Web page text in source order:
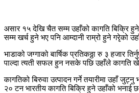
असार १५ देखि चैत सम्म उहाँको कागति बिक्रि
सम्म खर्च हुने भए पनि आम्दानी राम्रो हुने गरेृको
भाडाको जग्गाको बार्षिक प्रतिकठ्ठा रु ३ हजार
पाल्दा त्यती सफल हुन नसके पछि उहाँले कागति
कागतिको बिरुवा उत्पादन गर्ने तयारीमा उहाँ
२० टन भारतीय कागति बिक्रि हुने उहाँको भनाई